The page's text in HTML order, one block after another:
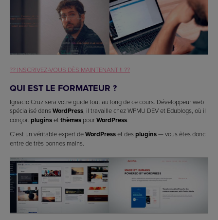
?? INSCRIVEZ-VOUS DÈS MAINTENANT !! ??
QUI EST LE FORMATEUR ?
Ignacio Cruz sera votre guide tout au long de ce cours. Développeur web
spécialisé dans WordPress , il travaille chez WPMU DEV et Edublogs, où il
conçoit pluginset thèmes pourWordPress
C’est un véritable expert deWordPresset des plugins— vous êtes donc
entre de très bonnes mains.